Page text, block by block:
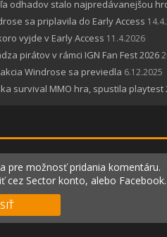
odhadov stalo najpredávanejšou
sa priplavila do Early Access
vyjde v Early Access 11.4.2026
pirátov v rámci IGN Fan Fest 2026
Windrose sa previedla 6.12.2025
survival MMO hra, spustila playtest
pre možnosť pridania komentáru.
cez Sector konto, alebo Facebook.